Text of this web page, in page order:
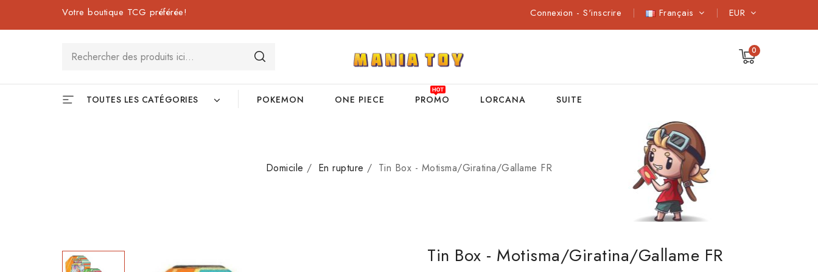
Votre boutique TCG préférée! EUR
Français
Connexion - S'inscrire
0
TOUTES LES CATÉGORIES POKEMON ONE PIECE PROMO LORCANA SUITE
Domicile En rupture Tin Box - Motisma/Giratina/Gallame FR
Tin Box - Motisma/Giratina/Gallame FR